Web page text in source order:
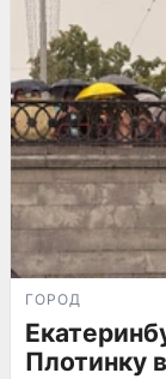
ГОРОД
Плотинку